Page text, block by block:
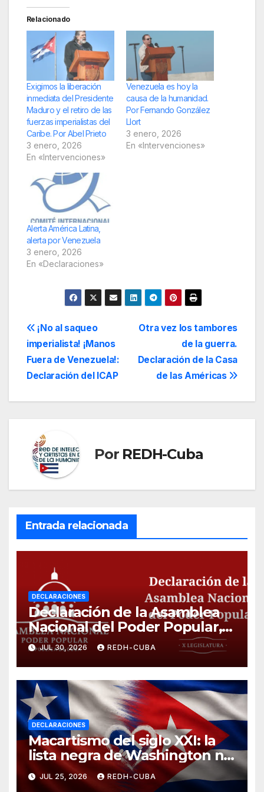
Relacionado
Exigimos la liberación
inmediata del Presidente
Maduro y el retiro de las
fuerzas imperialistas del
Caribe. Por Abel Prieto
3 enero, 2026
En «Intervenciones»
Venezuela es hoy la
causa de la humanidad.
Por Fernando González
Llort
3 enero, 2026
En «Intervenciones»
Alerta América Latina,
alerta por Venezuela
3 enero, 2026
En «Declaraciones»
Navegación
de
entradas
Otra vez los tambores
de la guerra.
Declaración de la Casa
de las Américas
¡No al saqueo
imperialista! ¡Manos
Fuera de Venezuela!:
Declaración del ICAP
Por REDH-Cuba
Entrada relacionada
DECLARACIONES
Declaración de la Asamblea
Nacional del Poder Popular,
¡Cesen el cerco energético y
el castigo colectivo al pueblo
cubano!
JUL 30, 2026 REDH-CUBA
DECLARACIONES
Macartismo del siglo XXI: la
lista negra de Washington no
silenciará el periodismo
crítico ni detendrá la
JUL 25, 2026 REDH-CUBA